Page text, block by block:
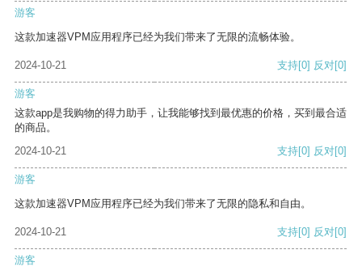
游客
这款加速器VPM应用程序已经为我们带来了无限的流畅体验。
2024-10-21 支持[0] 反对[0]
游客
这款app是我购物的得力助手，让我能够找到最优惠的价格，买到最合适
的商品。
2024-10-21
支持[0] 反对[0]
游客
这款加速器VPM应用程序已经为我们带来了无限的隐私和自由。
2024-10-21 支持[0] 反对[0]
游客